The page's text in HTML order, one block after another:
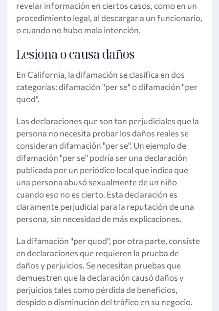
revelar información en ciertos casos, como en un
procedimiento legal, al descargar a un funcionario,
o cuando no hubo mala intención.
Lesiona o causa daños
En California, la difamación se clasifica en dos
categorías: difamación "per se" o difamación "per
quod".
Las declaraciones que son tan perjudiciales que la
persona no necesita probar los daños reales se
consideran difamación "per se". Un ejemplo de
difamación "per se" podría ser una declaración
publicada por un periódico local que indica que
una persona abusó sexualmente de un niño
cuando eso no es cierto. Esta declaración es
claramente perjudicial para la reputación de una
persona, sin necesidad de más explicaciones.
La difamación "per quod", por otra parte, consiste
en declaraciones que requieren la prueba de
daños y perjuicios. Se necesitan pruebas que
demuestren que la declaración causó daños y
perjuicios tales como pérdida de beneficios,
despido o disminución del tráfico en su negocio.